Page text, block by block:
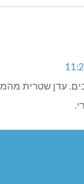
3 המתנדבים. עדן שטרית